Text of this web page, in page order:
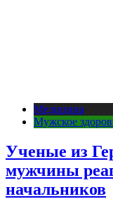
Медицина
Мужское
Ученые из
мужчины
начальников